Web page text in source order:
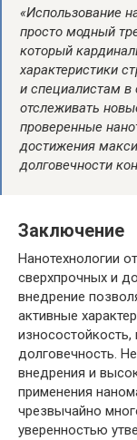
«Использование
просто модный
который
характеристики
и специалистам в
отслеживать
проверенные
достижения
долговечности
Заключение
Нанотехнологии
сверхпрочных и
внедрение
активные
долговечность.
внедрения и
применения
чрезвычайно
уверенностью